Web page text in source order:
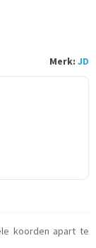
Merk: JD
koorden apart te